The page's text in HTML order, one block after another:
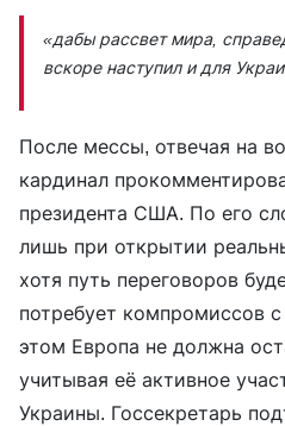
«дабы рассвет мира,
вскоре наступил и для
После мессы, отвечая на
кардинал
президента США. По его
лишь при открытии
хотя путь переговоров
потребует компромиссов
этом Европа не должна
учитывая её активное
Украины. Госсекретарь